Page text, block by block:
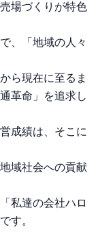
場づくりが特色
、「地域の人々
ら現在に至るま
革命」を追求し
成績は、そこに
域社会への貢献
私達の会社ハロ
す。